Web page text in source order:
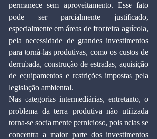
permanece sem aproveitamento. Esse fato
pode ser parcialmente justificado,
especialmente em áreas de fronteira agrícola,
pela necessidade de grandes investimentos
para torná-las produtivas, como os custos de
derrubada, construção de estradas, aquisição
de equipamentos e restrições impostas pela
legislação ambiental.
Nas categorias intermediárias, entretanto, o
problema da terra produtiva não utilizada
torna-se socialmente pernicioso, pois nelas se
concentra a maior parte dos investimentos